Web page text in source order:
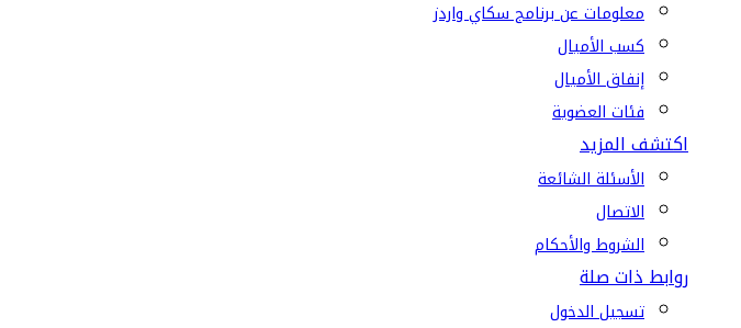
معلومات عن برنامج سكاي واردز
كسب الأميال
إنفاق الأميال
فئات العضوية
اكتشف المزيد
الأسئلة الشائعة
الاتصال
الشروط والأحكام
روابط ذات صلة
تسجيل الدخول